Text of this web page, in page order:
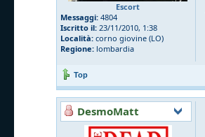
Escort
Messaggi: 4804
Iscritto il: 23/11/2010, 1:38
Località: corno giovine (LO)
Regione: lombardia
Top
DesmoMatt